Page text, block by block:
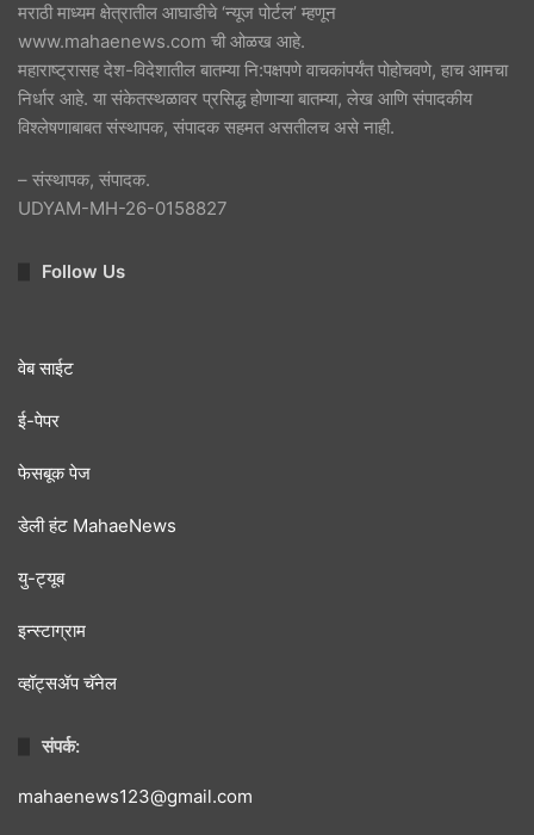
मराठी माध्यम क्षेत्रातील आघाडीचे ‘न्यूज पोर्टल’ म्हणून
www.mahaenews.com ची ओळख आहे.
महाराष्ट्रासह देश-विदेशातील बातम्या नि:पक्षपणे वाचकांपर्यंत पोहोचवणे, हाच आमचा
निर्धार आहे. या संकेतस्थळावर प्रसिद्ध होणाऱ्या बातम्या, लेख आणि संपादकीय
विश्लेषणाबाबत संस्थापक, संपादक सहमत असतीलच असे नाही.
– संस्थापक, संपादक.
UDYAM-MH-26-0158827
Follow Us
वेब साईट
ई-पेपर
फेसबूक पेज
डेली हंट MahaeNews
यु-ट्यूब
इन्स्टाग्राम
व्हॉट्सॲप चॅनेल
संपर्क:
mahaenews123@gmail.com